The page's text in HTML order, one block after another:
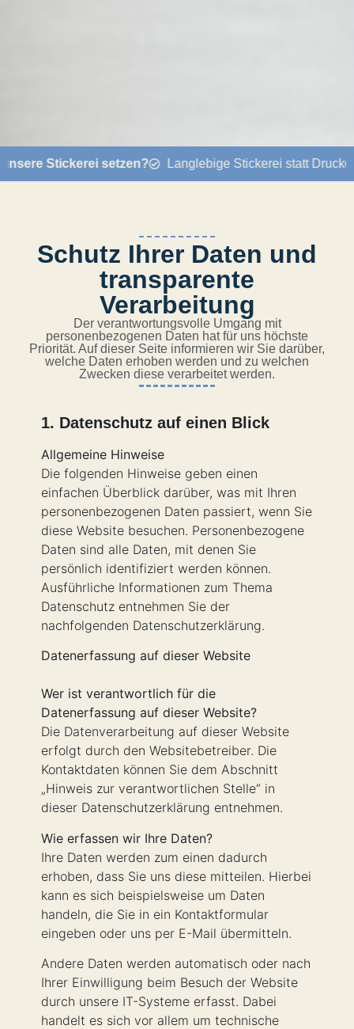
Stickerei setzen? Langlebige Stickerei statt Druck
Schutz Ihrer Daten und
transparente
Verarbeitung
Der verantwortungsvolle Umgang mit
personenbezogenen Daten hat für uns höchste
Priorität. Auf dieser Seite informieren wir Sie darüber,
welche Daten erhoben werden und zu welchen
Zwecken diese verarbeitet werden.
1. Datenschutz auf einen Blick
Allgemeine Hinweise
Die folgenden Hinweise geben einen
einfachen Überblick darüber, was mit Ihren
personenbezogenen Daten passiert, wenn Sie
diese Website besuchen. Personenbezogene
Daten sind alle Daten, mit denen Sie
persönlich identifiziert werden können.
Ausführliche Informationen zum Thema
Datenschutz entnehmen Sie der
nachfolgenden Datenschutzerklärung.
Datenerfassung auf dieser Website
Wer ist verantwortlich für die
Datenerfassung auf dieser Website?
Die Datenverarbeitung auf dieser Website
erfolgt durch den Websitebetreiber. Die
Kontaktdaten können Sie dem Abschnitt
„Hinweis zur verantwortlichen Stelle“ in
dieser Datenschutzerklärung entnehmen.
Wie erfassen wir Ihre Daten?
Ihre Daten werden zum einen dadurch
erhoben, dass Sie uns diese mitteilen. Hierbei
kann es sich beispielsweise um Daten
handeln, die Sie in ein Kontaktformular
eingeben oder uns per E-Mail übermitteln.
Andere Daten werden automatisch oder nach
Ihrer Einwilligung beim Besuch der Website
durch unsere IT-Systeme erfasst. Dabei
handelt es sich vor allem um technische